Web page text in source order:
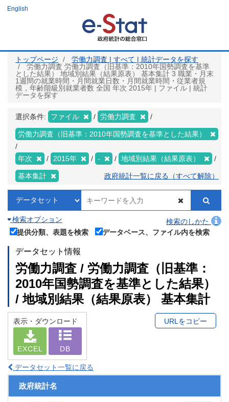
ツ
English
トップページ
労働力調査 | すべて | 統計データを探す
労働力調査 労働力調査（旧基準：2010年国勢調査を基準
とした結果） 地域別結果（結果原表） 基本集計 3 職業・月末
1週間の就業時間・月間就業日数・月間就業時間・従業者規
模，年齢階級別就業者数 全国 年次 2015年 | ファイル | 統計
データを探す
選択条件: ファイル 労働力調査
労働力調査（旧基準：2010年国勢調査を基準とした結果）
年次 2015年 - 地域別結果（結果原表）
基本集計 政府統計一覧に戻る（すべて解除）
検索オプション
検索のしかた
提供分類、表題を検索
データベース、ファイル内を検索
データセット情報
労働力調査 / 労働力調査（旧基準：
2010年国勢調査を基準とした結果）
/ 地域別結果（結果原表） 基本集計
表示・ダウンロード
EXCEL DB
URLをコピー
データセット一覧に戻る
政府統計名